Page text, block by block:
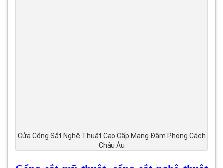
Cửa Cổng Sắt Nghệ Thuật Cao Cấp Mang Đậm Phong Cách
Châu Âu